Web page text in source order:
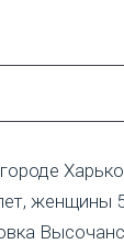
женщины